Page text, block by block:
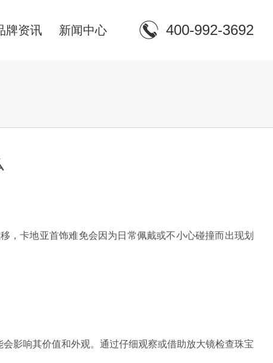
牌资讯 新闻中心 400-992-3692
卡地亚首饰难免会因为日常佩戴或不小心碰撞而出现划
影响其价值和外观。通过仔细观察或借助放大镜检查珠宝